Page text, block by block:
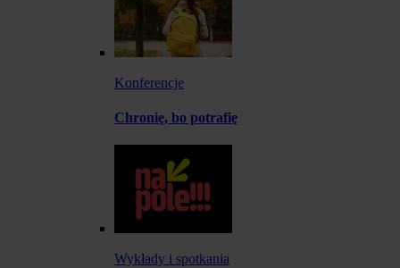
Konferencje
Chronię, bo potrafię
Wykłady i spotkania